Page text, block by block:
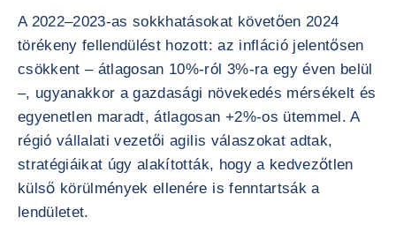
A 2022–2023-as sokkhatásokat követően 2024
törékeny fellendülést hozott: az infláció jelentősen
csökkent – átlagosan 10%-ról 3%-ra egy éven belül
–, ugyanakkor a gazdasági növekedés mérsékelt és
egyenetlen maradt, átlagosan +2%-os ütemmel. A
régió vállalati vezetői agilis válaszokat adtak,
stratégiáikat úgy alakították, hogy a kedvezőtlen
külső körülmények ellenére is fenntartsák a
lendületet.